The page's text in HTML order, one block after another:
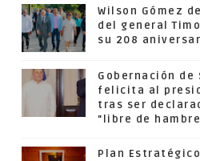
Wilson Gómez
del general
su 208
Gobernación de
felicita al
tras ser
"libre de
Plan